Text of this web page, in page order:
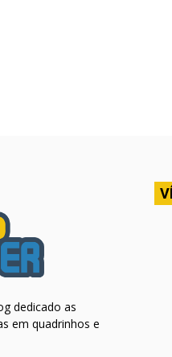
dedicado as
em quadrinhos e